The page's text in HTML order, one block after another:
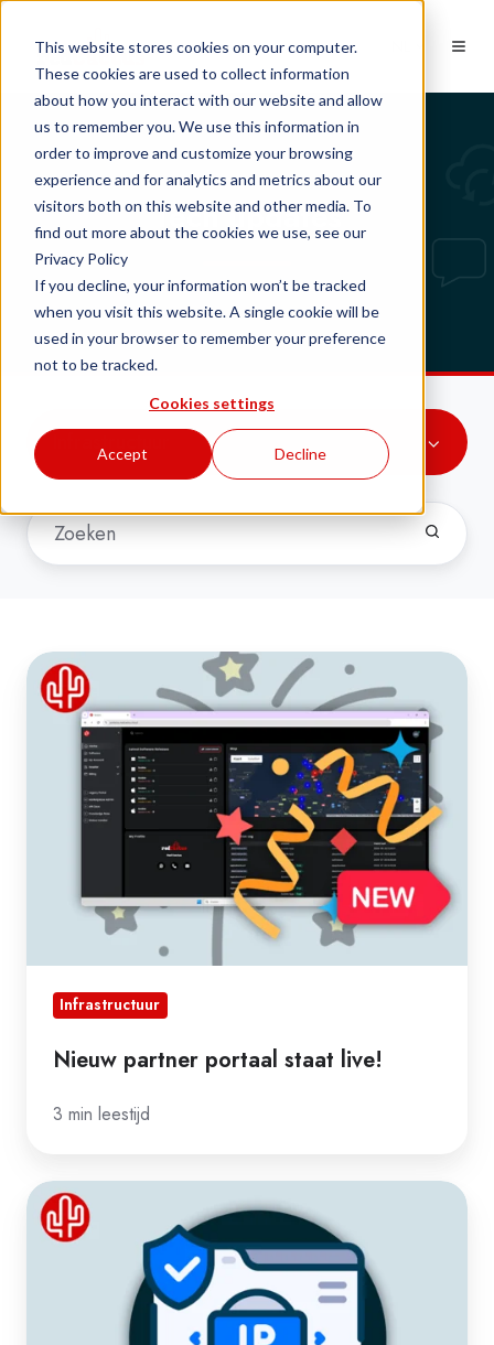
This website stores cookies on your computer.
These cookies are used to collect information
about how you interact with our website and allow
us to remember you. We use this information in
order to improve and customize your browsing
experience and for analytics and metrics about our
visitors both on this website and other media. To
find out more about the cookies we use, see our
Privacy Policy
If you decline, your information won’t be tracked
when you visit this website. A single cookie will be
used in your browser to remember your preference
not to be tracked.
Cookies settings
Accept Decline
Tech updates
Infrastructuur
Nieuw
partner
portaal
Infrastructuur
Nieuw partner portaal staat live!
3 min leestijd
Toevoeging
nieuw